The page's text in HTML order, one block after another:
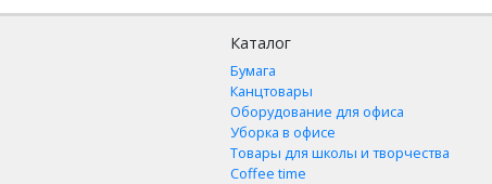
Каталог
Бумага
Канцтовары
Оборудование для офиса
Уборка в офисе
Товары для школы и творчества
Coffee time